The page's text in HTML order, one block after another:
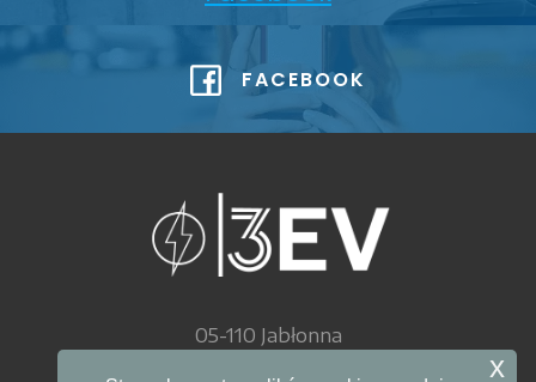
FACEBOOK
05-110 Jabłonna
ul. Akademijna 27
x